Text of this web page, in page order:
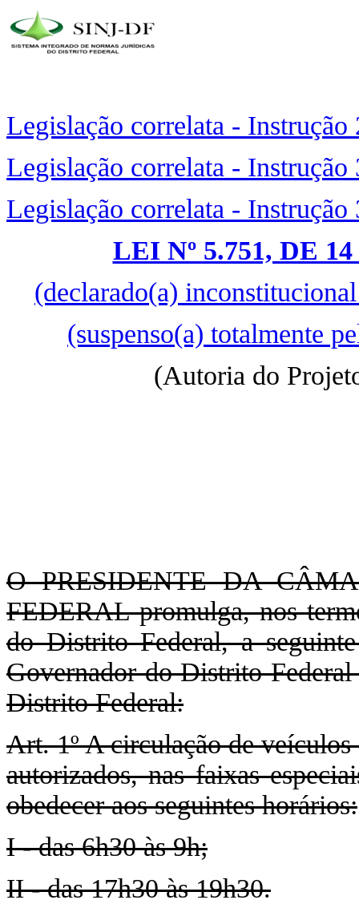
Legislação correlata - Instrução
Legislação correlata - Instrução
Legislação correlata - Instrução
LEI Nº 5.751, DE
(declarado(a)
(suspenso(a) totalmente
(Autoria do
O PRESIDENTE DA
FEDERAL promulga, nos
do Distrito Federal, a
Governador do Distrito
Distrito Federal:
Art. 1º A circulação de
autorizados, nas faixas
obedecer aos seguintes horários:
I - das 6h30 às 9h;
II - das 17h30 às 19h30.